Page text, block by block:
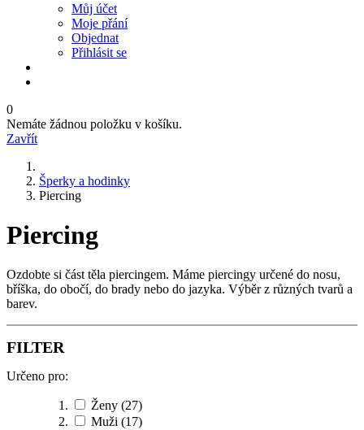
Můj účet
Moje přání
Objednat
Přihlásit se
0
Nemáte žádnou položku v košíku.
Zavřít
Šperky a hodinky
Piercing
Piercing
Ozdobte si část těla piercingem. Máme piercingy určené do nosu,
bříška, do obočí, do brady nebo do jazyka. Výběr z různých tvarů a
barev.
FILTER
Určeno pro:
Ženy (27)
Muži (17)